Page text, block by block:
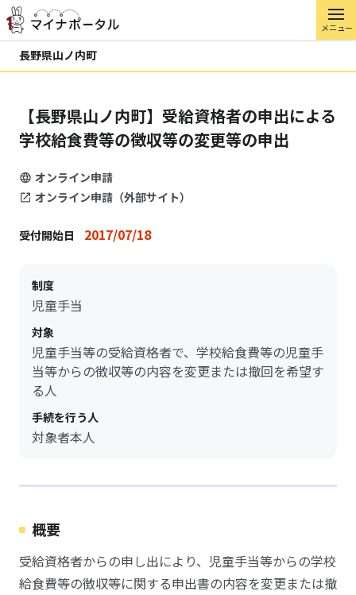
メニュー
長野県山ノ内町
【長野県山ノ内町】受給資格者の申出による
学校給食費等の徴収等の変更等の申出
オンライン申請
オンライン申請（外部サイト）
受付開始日 2017/07/18
制度
児童手当
対象
児童手当等の受給資格者で、学校給食費等の児童手
当等からの徴収等の内容を変更または撤回を希望す
る人
手続を行う人
対象者本人
概要
受給資格者からの申し出により、児童手当等からの学校
給食費等の徴収等に関する申出書の内容を変更または撤